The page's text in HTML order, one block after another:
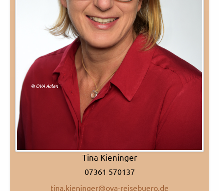
© OVA Aalen
Tina Kieninger
07361 570137
tina.kieninger@ova-reisebuero.de